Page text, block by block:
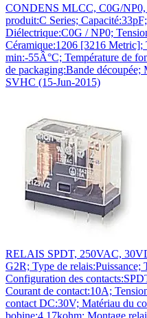
CONDENS MLCC, C0G/NP0,
produit:C Series;
Diélectrique:C0G / NP0;
Céramique:1206 [3216 Metric];
min:-55Â°C; Température de
de packaging:Bande
SVHC (15-Jun-2015)
RELAIS SPDT, 250VAC,
G2R; Type de
Configuration des
Courant de contact:10A;
contact DC:30V; Matériau du
bobine:4.17kohm; Montage